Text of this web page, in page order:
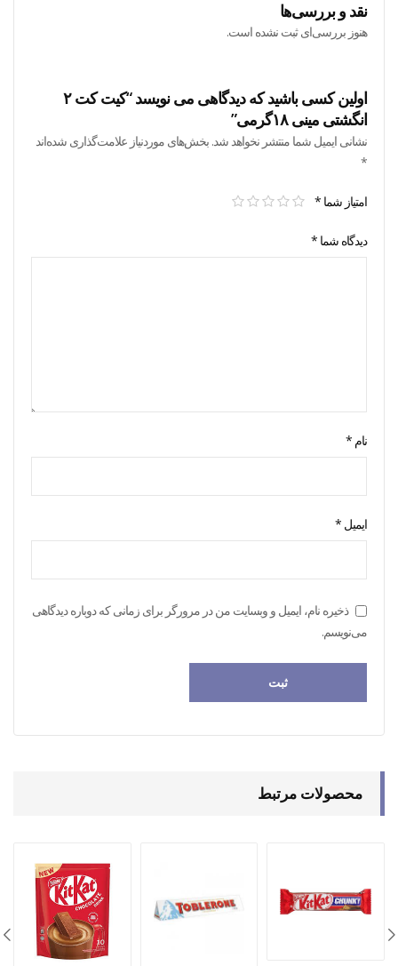
نقد و بررسی‌ها
هنوز بررسی‌ای ثبت نشده است.
اولین کسی باشید که دیدگاهی می نویسد “کیت کت ۲
انگشتی مینی ۱۸گرمی”
نشانی ایمیل شما منتشر نخواهد شد. بخش‌های موردنیاز علامت‌گذاری شده‌اند
*
امتیاز شما *
دیدگاه شما *
نام *
ایمیل *
ذخیره نام، ایمیل و وبسایت من در مرورگر برای زمانی که دوباره دیدگاهی
می‌نویسم.
محصولات مرتبط